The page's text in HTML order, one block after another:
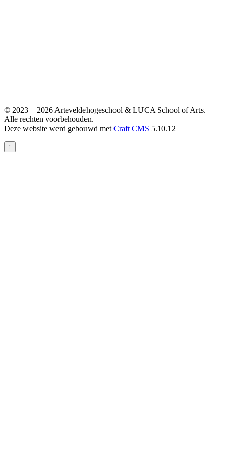
© 2023 – 2026 Arteveldehogeschool & LUCA School of Arts.
Alle rechten voorbehouden.
Deze website werd gebouwd met Craft CMS 5.10.12
↑